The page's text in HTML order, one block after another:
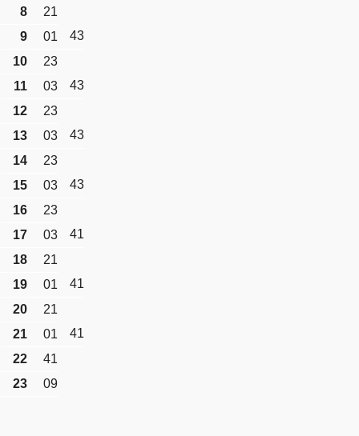
8
21
9
01
43
10
23
11
03
43
12
23
13
03
43
14
23
15
03
43
16
23
17
03
41
18
21
19
01
41
20
21
21
01
41
22
41
23
09